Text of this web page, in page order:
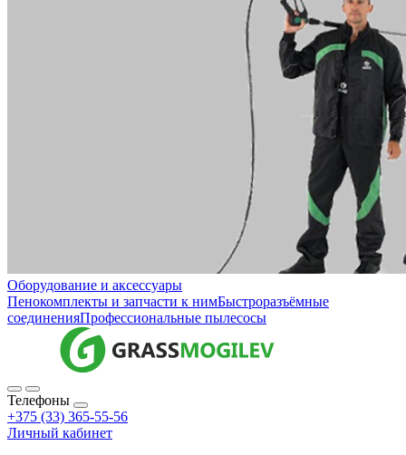
Оборудование и аксессуары
Пенокомплекты и запчасти к нимБыстроразъёмные
соединенияПрофессиональные пылесосы
Телефоны
+375 (33) 365-55-56
Личный кабинет